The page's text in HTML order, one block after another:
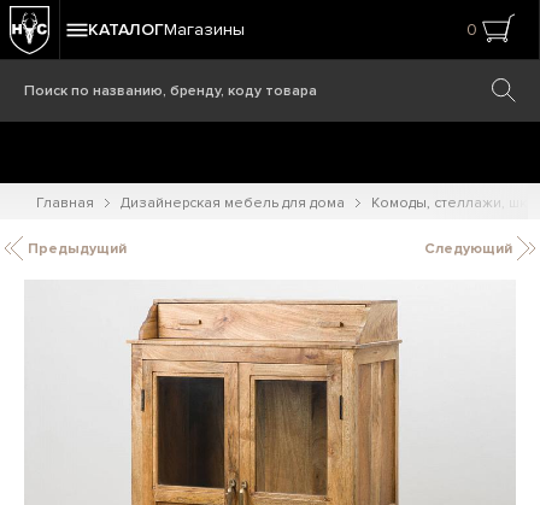
КАТАЛОГМагазины 0
Главная Дизайнерская мебель для дома Комоды, стеллажи,
Предыдущий Следующий